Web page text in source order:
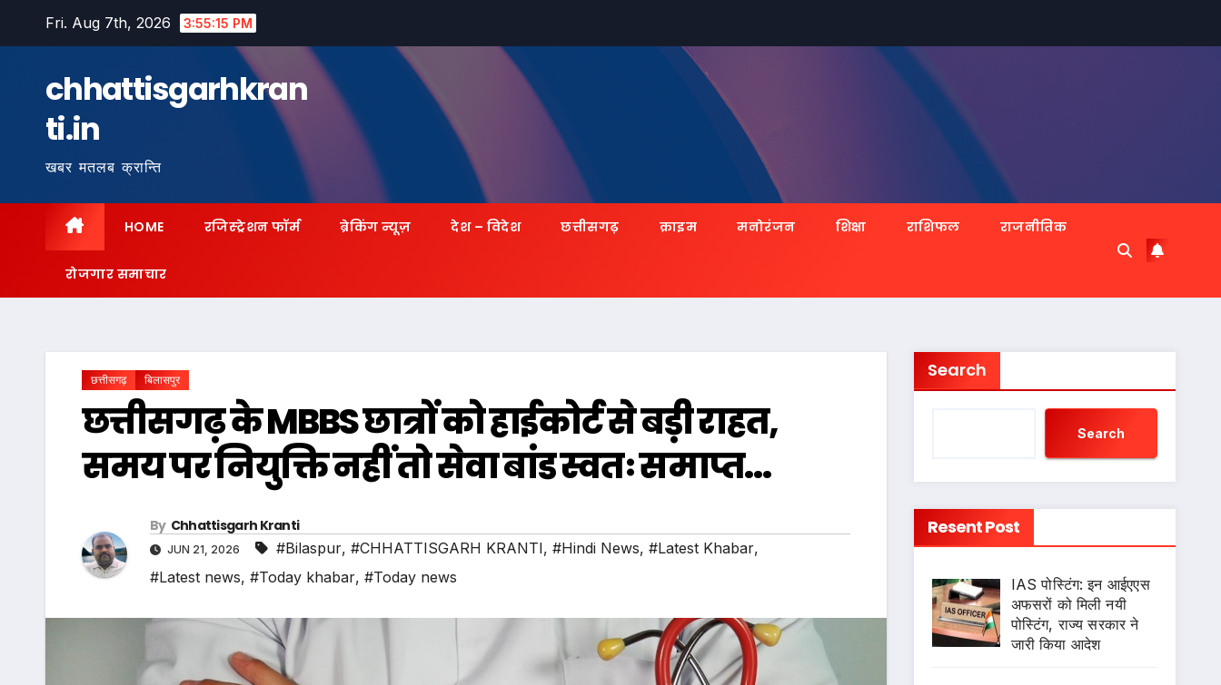
Fri. Aug 7th, 2026 3:55:16 PM
chhattisgarhkran
ti.in
खबर मतलब क्रान्ति
HOME रजिस्ट्रेशन फॉर्म ब्रेकिंग न्यूज़ देश – विदेश छत्तीसगढ़ क्राइम मनोरंजन शिक्षा राशिफल राजनीतिक
रोजगार समाचार
छत्तीसगढ़ बिलासपुर
छत्तीसगढ़ के MBBS छात्रों को हाईकोर्ट से बड़ी राहत,
समय पर नियुक्ति नहीं तो सेवा बांड स्वतः समाप्त…
By Chhattisgarh Kranti
JUN 21, 2026 #Bilaspur, #CHHATTISGARH KRANTI, #Hindi News, #Latest Khabar,
#Latest news, #Today khabar, #Today news
Search
Search
Resent Post
IAS पोस्टिंग: इन आईएएस
अफसरों को मिली नयी
पोस्टिंग, राज्य सरकार ने
जारी किया आदेश